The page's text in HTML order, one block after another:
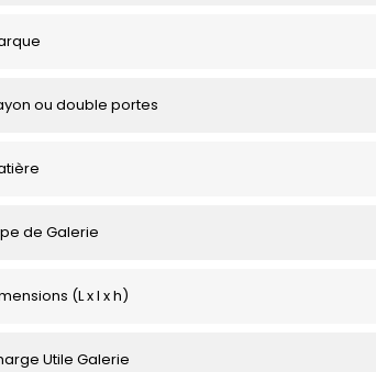
ou double portes
de Galerie
(L x l x h)
Utile Galerie